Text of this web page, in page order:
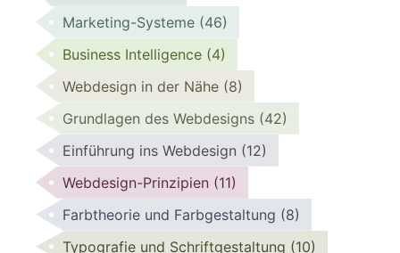
Marketing-Systeme (46)
Business Intelligence (4)
Webdesign in der Nähe (8)
Grundlagen des Webdesigns (42)
Einführung ins Webdesign (12)
Webdesign-Prinzipien (11)
Farbtheorie und Farbgestaltung (8)
Typografie und Schriftgestaltung (10)